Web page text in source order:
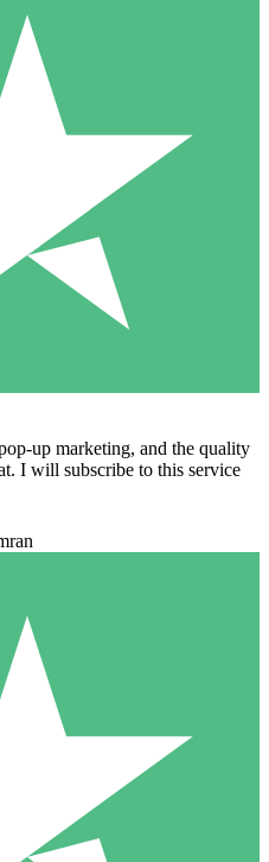
up marketing, and the quality
I will subscribe to this service